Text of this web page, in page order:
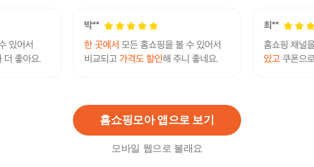
홈쇼핑모아 앱으로 보기
모바일 웹으로 볼래요
골프 마스크 방한마스크 2컬러 겨울 오픈형 등산